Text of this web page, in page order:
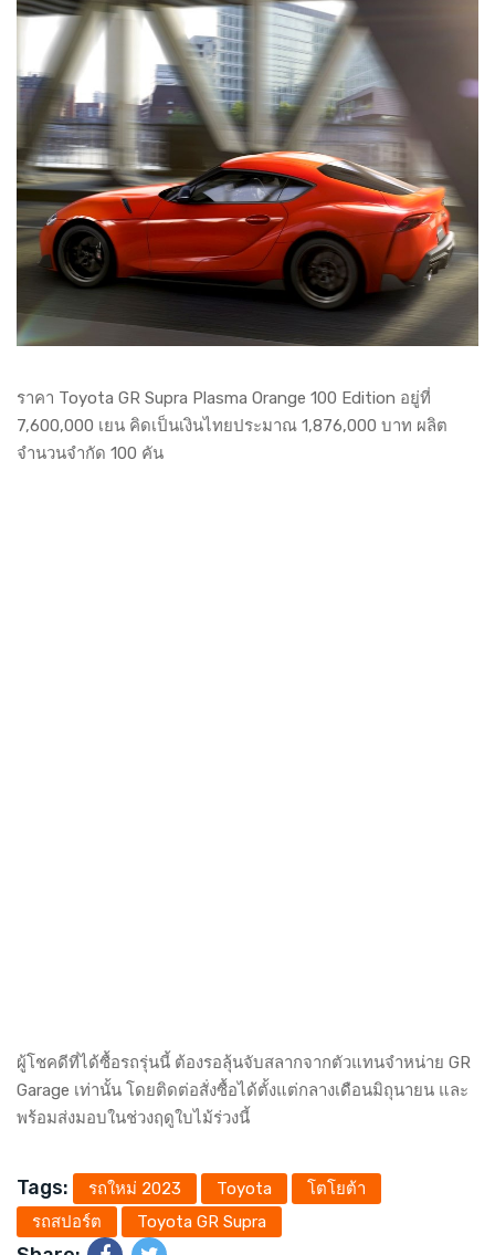
ราคา Toyota GR Supra Plasma Orange 100 Edition อยู่ที่
7,600,000 เยน คิดเป็นเงินไทยประมาณ 1,876,000 บาท ผลิต
จำนวนจำกัด 100 คัน
ผู้โชคดีที่ได้ซื้อรถรุ่นนี้ ต้องรอลุ้นจับสลากจากตัวแทนจำหน่าย GR
Garage เท่านั้น โดยติดต่อสั่งซื้อได้ตั้งแต่กลางเดือนมิถุนายน และ
พร้อมส่งมอบในช่วงฤดูใบไม้ร่วงนี้
Tags: รถใหม่ 2023 Toyota
โตโยต้า
รถสปอร์ต
Toyota GR Supra